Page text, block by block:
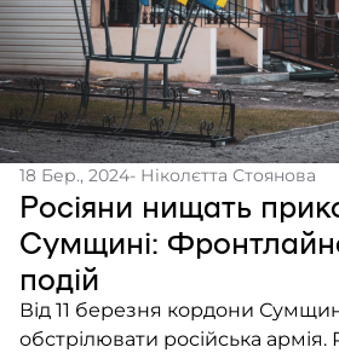
18 Бер., 2024- Ніколєтта Стоянова
Росіяни нищать
Сумщині:
подій
Від 11 березня кордони
обстрілювати російська армія.